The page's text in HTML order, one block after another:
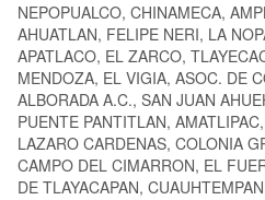
NEPOPUALCO, CHINAMECA,
AHUATLAN, FELIPE NERI, LA
APATLACO, EL ZARCO,
MENDOZA, EL VIGIA, ASOC. DE
ALBORADA A.C., SAN JUAN
PUENTE PANTITLAN,
LAZARO CARDENAS, COLONIA
CAMPO DEL CIMARRON, EL
DE TLAYACAPAN,